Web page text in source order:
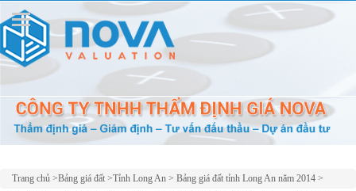
Trang chủ >Bảng giá đất >Tỉnh Long An > Bảng giá đất tỉnh Long An năm 2014 >